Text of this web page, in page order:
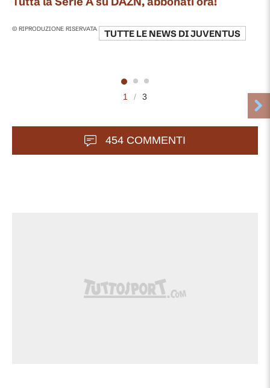
© RIPRODUZIONE RISERVATA TUTTE LE NEWS DIJUVENTUS
1 / 3
454 COMMENTI